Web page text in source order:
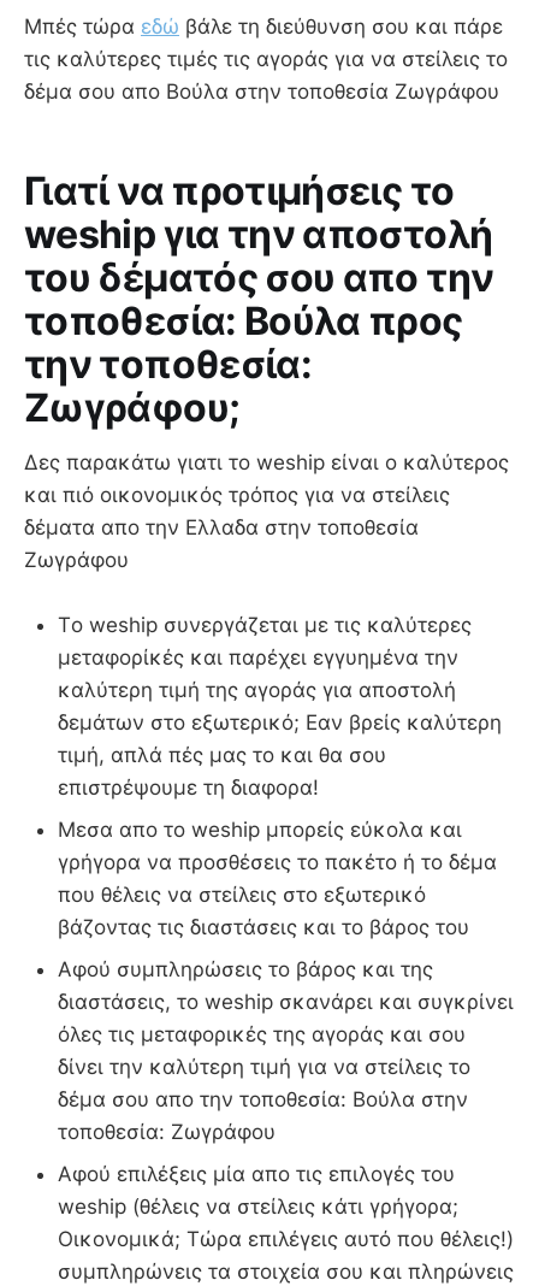
Μπές τώρα εδώ βάλε τη διεύθυνση σου και πάρε
τις καλύτερες τιμές τις αγοράς για να στείλεις το
δέμα σου απο Βούλα στην τοποθεσία Ζωγράφου
Γιατί να προτιμήσεις το
weship για την αποστολή
του δέματός σου απο την
τοποθεσία: Βούλα προς
την τοποθεσία:
Ζωγράφου;
Δες παρακάτω γιατι το weship είναι ο καλύτερος
και πιό οικονομικός τρόπος για να στείλεις
δέματα απο την Ελλαδα στην τοποθεσία
Ζωγράφου
Τo weship συνεργάζεται με τις καλύτερες
μεταφορίκές και παρέχει εγγυημένα την
καλύτερη τιμή της αγοράς για αποστολή
δεμάτων στο εξωτερικό; Εαν βρείς καλύτερη
τιμή, απλά πές μας το και θα σου
επιστρέψουμε τη διαφορα!
Μεσα απο το weship μπορείς εύκολα και
γρήγορα να προσθέσεις το πακέτο ή το δέμα
που θέλεις να στείλεις στο εξωτερικό
βάζοντας τις διαστάσεις και το βάρος του
Αφού συμπληρώσεις το βάρος και της
διαστάσεις, το weship σκανάρει και συγκρίνει
όλες τις μεταφορικές της αγοράς και σου
δίνει την καλύτερη τιμή για να στείλεις το
δέμα σου απο την τοποθεσία: Βούλα στην
τοποθεσία: Ζωγράφου
Αφού επιλέξεις μία απο τις επιλογές του
weship (θέλεις να στείλεις κάτι γρήγορα;
Οικονομικά; Τώρα επιλέγεις αυτό που θέλεις!)
συμπληρώνεις τα στοιχεία σου και πληρώνεις